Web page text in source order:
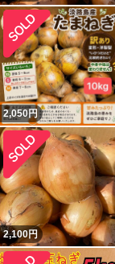
2,050円
2,100円